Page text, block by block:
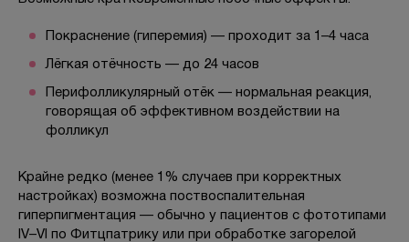
Покраснение (гиперемия) — проходит за 1–4 часа
Лёгкая отёчность — до 24 часов
Перифолликулярный отёк — нормальная реакция,
говорящая об эффективном воздействии на
фолликул
Крайне редко (менее 1% случаев при корректных
настройках) возможна поствоспалительная
гиперпигментация — обычно у пациентов с фототипами
IV–VI по Фитцпатрику или при обработке загорелой